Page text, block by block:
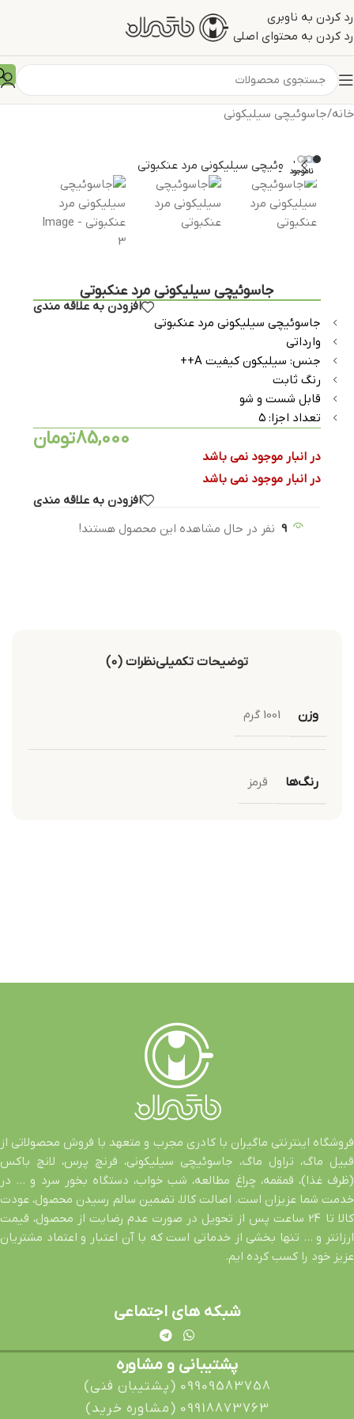
رد کردن به ناوبری
رد کردن به محتوای اصلی
خانه/جاسوئیچی سیلیکونی
ناموجود
جاسوئیچی سیلیکونی مرد عنکبوتی
افزودن به علاقه مندی
جاسوئیچی سیلیکونی مرد عنکبوتی
وارداتی
جنس: سیلیکون کیفیت A++
رنگ ثابت
قابل شست و شو
تعداد اجزا: ۵
85,000تومان
در انبار موجود نمی باشد
در انبار موجود نمی باشد
افزودن به علاقه مندی
9 نفر در حال مشاهده این محصول هستند!
توضیحات تکمیلینظرات (0)
وزن 1001 گرم
رنگ‌ها قرمز
فروشگاه اینترنتی ماگیران با کادری مجرب و متعهد با فروش محصولاتی از
قبیل ماگ، تراول ماگ، جاسوئیچی سیلیکونی، فرنچ پرس، لانچ باکس
(ظرف غذا)، قمقمه، چراغ مطالعه، شب خواب، دستگاه بخور سرد و … در
خدمت شما عزیزان است. اصالت کالا، تضمین سالم رسیدن محصول، عودت
کالا تا 24 ساعت پس از تحویل در صورت عدم رضایت از محصول، قیمت
ارزانتر و … تنها بخشی از خدماتی است که با آن اعتبار و اعتماد مشتریان
عزیز خود را کسب کرده ایم.
شبکه های اجتماعی
پشتیبانی و مشاوره
09909583758 (پشتیبان فنی)
09918873763 (مشاوره خرید)